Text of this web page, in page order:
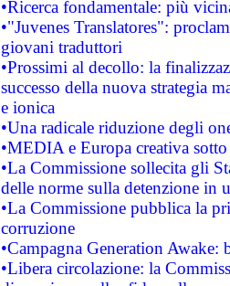
•Ricerca fondamentale: più
•"Juvenes Translatores":
giovani traduttori
•Prossimi al decollo: la
successo della nuova strategia
e ionica
•Una radicale riduzione degli
•MEDIA e Europa creativa
•La Commissione sollecita gli
delle norme sulla detenzione in
•La Commissione pubblica la
corruzione
•Campagna Generation
•Libera circolazione: la